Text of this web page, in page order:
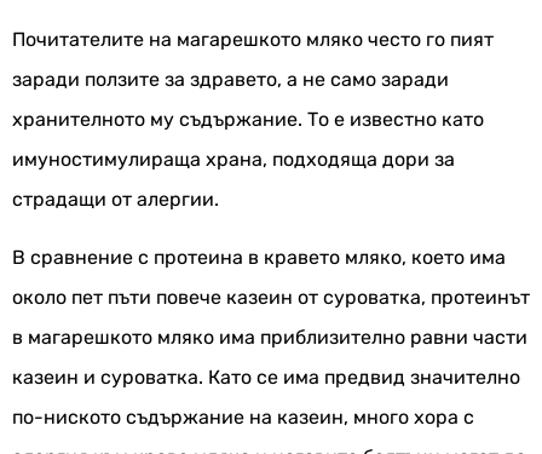
Почитателите на магарешкото мляко често го пият
заради ползите за здравето, а не само заради
хранителното му съдържание. То е известно като
имуностимулираща храна, подходяща дори за
страдащи от алергии.
В сравнение с протеина в кравето мляко, което има
около пет пъти повече казеин от суроватка, протеинът
в магарешкото мляко има приблизително равни части
казеин и суроватка. Като се има предвид значително
по-ниското съдържание на казеин, много хора с